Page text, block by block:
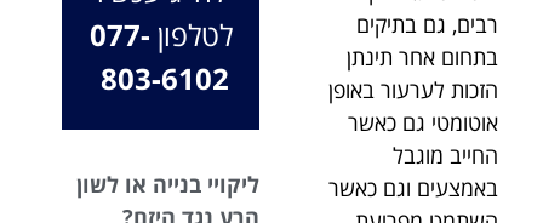
רבים, גם בתיקים
בתחום אחר תינתן
הזכות לערעור באופן
אוטומטי גם כאשר
החייב מוגבל
באמצעים וגם כאשר
לטלפון 077-
803-6102
ליקויי בנייה או לשון
הרע נגד היזם?